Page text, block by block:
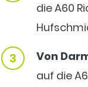
die A60
Von
auf die